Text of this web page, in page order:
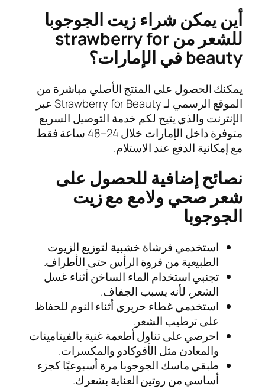
أين يمكن شراء زيت الجوجوبا
للشعر من strawberry for
beauty في الإمارات؟
يمكنك الحصول على المنتج الأصلي مباشرة من
الموقع الرسمي لـ Strawberry for Beauty عبر
الإنترنت والذي يتيح لكم خدمة التوصيل السريع
متوفرة داخل الإمارات خلال 24–48 ساعة فقط
مع إمكانية الدفع عند الاستلام.
نصائح إضافية للحصول على
شعر صحي ولامع مع زيت
الجوجوبا
استخدمي فرشاة خشبية لتوزيع الزيوت
الطبيعية من فروة الرأس حتى الأطراف.
تجنبي استخدام الماء الساخن أثناء غسل
الشعر، لأنه يسبب الجفاف.
استخدمي غطاء حريري أثناء النوم للحفاظ
على ترطيب الشعر.
احرصي على تناول أطعمة غنية بالفيتامينات
والمعادن مثل الأفوكادو والمكسرات.
طبقي ماسك الجوجوبا مرة أسبوعيًا كجزء
أساسي من روتين العناية بشعرك.